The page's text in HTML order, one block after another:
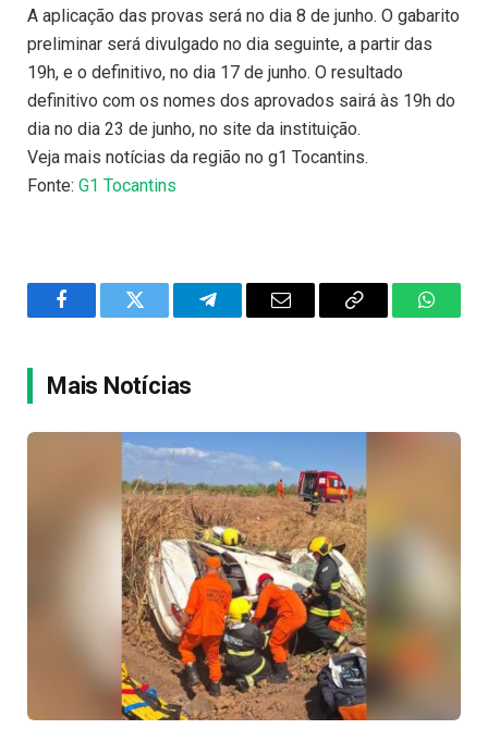
A aplicação das provas será no dia 8 de junho. O gabarito
preliminar será divulgado no dia seguinte, a partir das
19h, e o definitivo, no dia 17 de junho. O resultado
definitivo com os nomes dos aprovados sairá às 19h do
dia no dia 23 de junho, no site da instituição.
Veja mais notícias da região no g1 Tocantins.
Fonte: G1 Tocantins
FacebookTwitter TelegramEmail
Copy
Mais Notícias